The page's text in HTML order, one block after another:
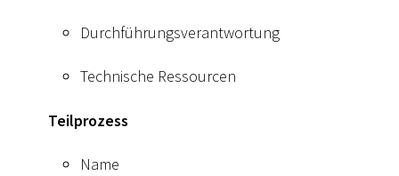
Durchführungsverantwortung
Technische Ressourcen
Teilprozess
Name